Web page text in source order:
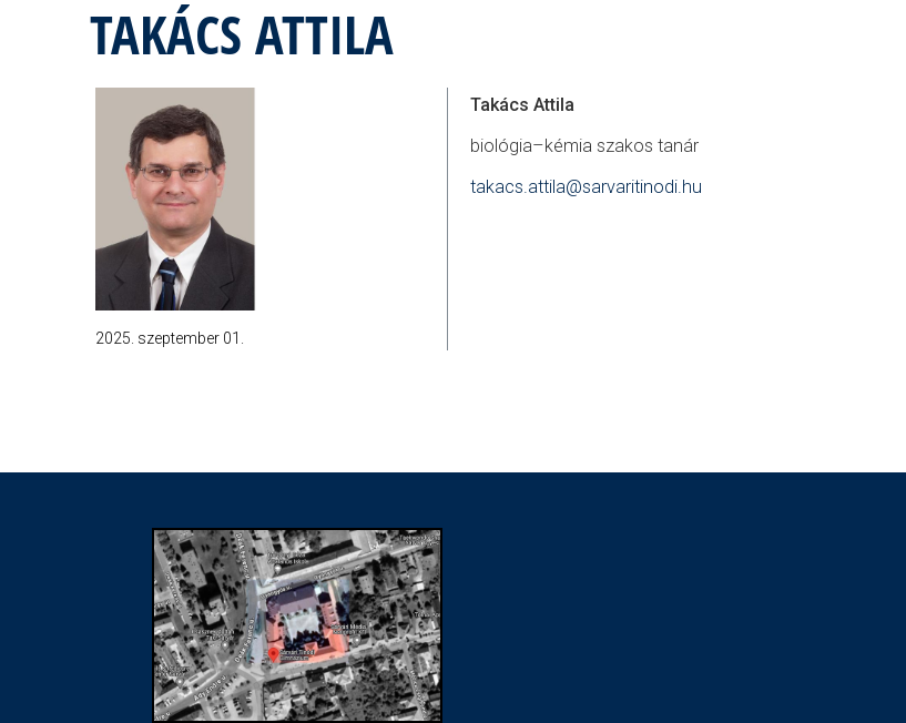
TAKÁCS ATTILA
Takács Attila
biológia–kémia szakos tanár
takacs.attila@sarvaritinodi.hu
2025. szeptember 01.